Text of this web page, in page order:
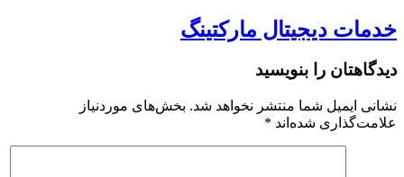
خدمات دیجیتال مارکتینگ
دیدگاهتان را بنویسید
نشانی ایمیل شما منتشر نخواهد شد. بخش‌های موردنیاز
علامت‌گذاری شده‌اند *